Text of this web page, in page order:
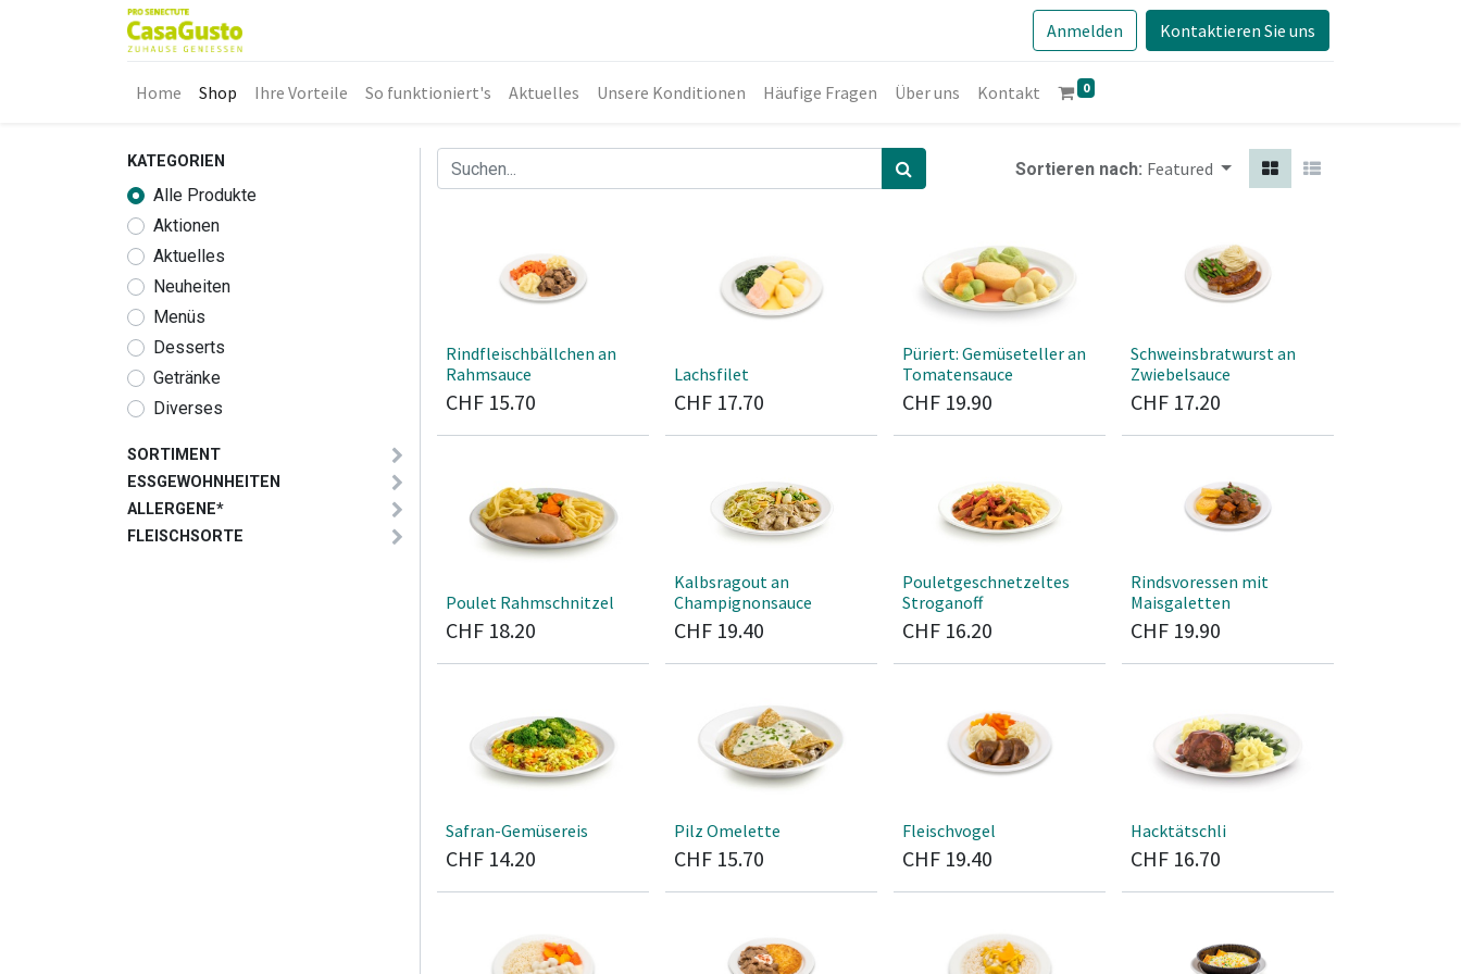
Anmelden Kontaktieren Sie uns
Home Shop Ihre Vorteile So funktioniert's Aktuelles Unsere Konditionen Häufige Fragen Über uns Kontakt 0
KATEGORIEN
Alle Produkte
Aktionen
Aktuelles
Neuheiten
Menüs
Desserts
Getränke
Diverses
SORTIMENT
ESSGEWOHNHEITEN
ALLERGENE*
FLEISCHSORTE
Sortieren nach: Featured
Rindfleischbällchen an
Rahmsauce
CHF 15.70
Lachsfilet
CHF 17.70
Püriert: Gemüseteller an
Tomatensauce
CHF 19.90
Schweinsbratwurst an
Zwiebelsauce
CHF 17.20
Poulet Rahmschnitzel
CHF 18.20
Kalbsragout an
Champignonsauce
CHF 19.40
Pouletgeschnetzeltes
Stroganoff
CHF 16.20
Rindsvoressen mit
Maisgaletten
CHF 19.90
Safran-Gemüsereis
CHF 14.20
Pilz Omelette
CHF 15.70
Fleischvogel
CHF 19.40
Hacktätschli
CHF 16.70